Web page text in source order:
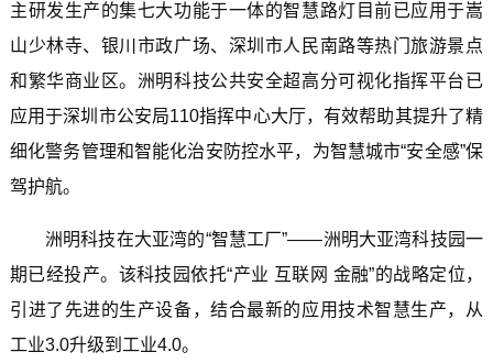
主研发生产的集七大功能于一体的智慧路灯目前已应用于嵩
山少林寺、银川市政广场、深圳市人民南路等热门旅游景点
和繁华商业区。洲明科技公共安全超高分可视化指挥平台已
应用于深圳市公安局110指挥中心大厅，有效帮助其提升了精
细化警务管理和智能化治安防控水平，为智慧城市“安全感”保
驾护航。
洲明科技在大亚湾的“智慧工厂”——洲明大亚湾科技园一
期已经投产。该科技园依托“产业 互联网 金融”的战略定位，
引进了先进的生产设备，结合最新的应用技术智慧生产，从
工业3.0升级到工业4.0。